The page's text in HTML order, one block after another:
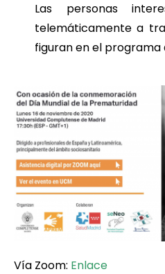
Las personas
telemáticamente a
figuran en el programa
Vía Zoom: Enlace